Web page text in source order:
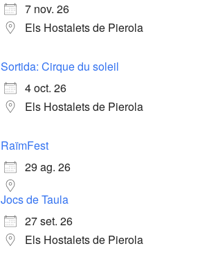
7 nov. 26
Els Hostalets de Pierola
Sortida: Cirque du soleil
4 oct. 26
Els Hostalets de Pierola
RaïmFest
29 ag. 26
Jocs de Taula
27 set. 26
Els Hostalets de Pierola